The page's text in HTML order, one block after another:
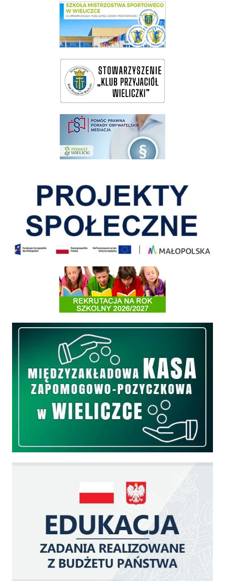
link do SMS Wieliczka
wieliczka-wieliczanie na bis
pomoc prawna wieliczka
Informacja o terminach rekrutacji na rok szkolny 2026/2027
Międzyzakładowa Kasa Zapomogowo - Pożyczkowa